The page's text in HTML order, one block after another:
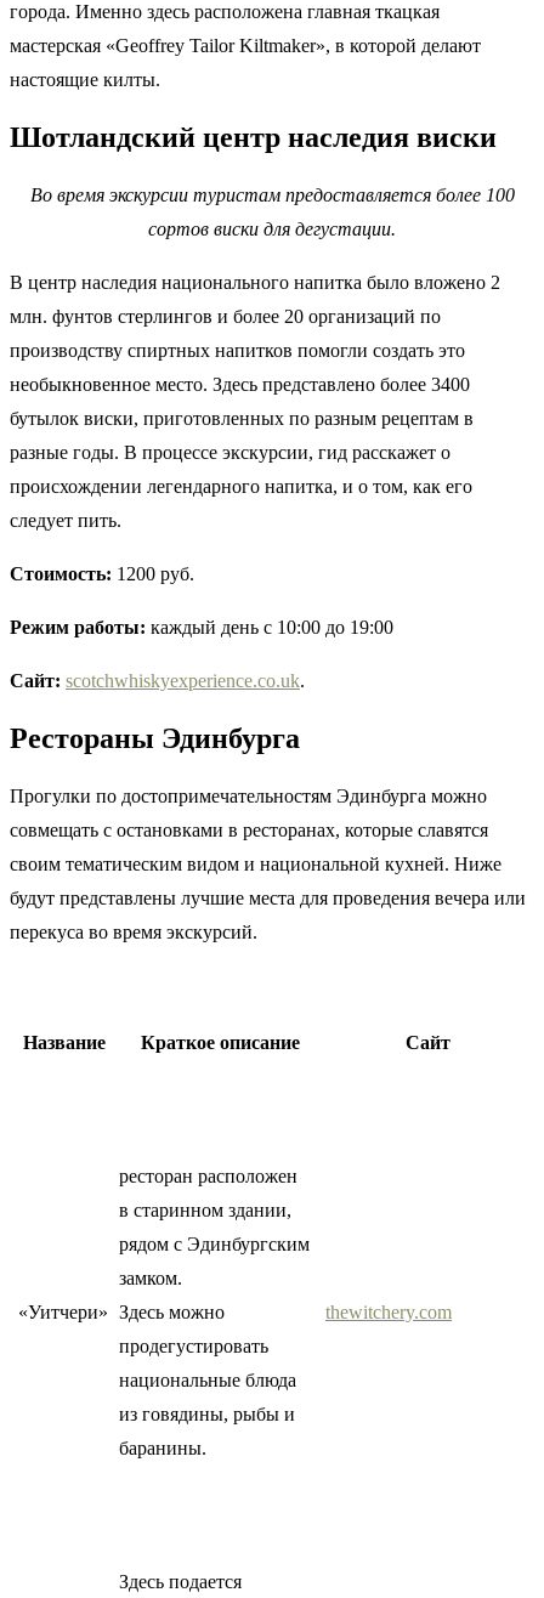
города. Именно здесь расположена главная ткацкая
мастерская «Geoffrey Tailor Kiltmaker», в которой делают
настоящие килты.
Шотландский центр наследия виски
Во время экскурсии туристам предоставляется более 100
сортов виски для дегустации.
В центр наследия национального напитка было вложено 2
млн. фунтов стерлингов и более 20 организаций по
производству спиртных напитков помогли создать это
необыкновенное место. Здесь представлено более 3400
бутылок виски, приготовленных по разным рецептам в
разные годы. В процессе экскурсии, гид расскажет о
происхождении легендарного напитка, и о том, как его
следует пить.
Стоимость: 1200 руб.
Режим работы: каждый день с 10:00 до 19:00
Сайт: scotchwhiskyexperience.co.uk.
Рестораны Эдинбурга
Прогулки по достопримечательностям Эдинбурга можно
совмещать с остановками в ресторанах, которые славятся
своим тематическим видом и национальной кухней. Ниже
будут представлены лучшие места для проведения вечера или
перекуса во время экскурсий.
Название Краткое описание Сайт
«Уитчери»
ресторан расположен
в старинном здании,
рядом с Эдинбургским
замком.
Здесь можно
продегустировать
национальные блюда
из говядины, рыбы и
баранины.
thewitchery.com
Здесь подается